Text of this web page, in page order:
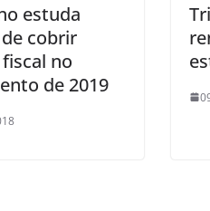
estuda
cobrir
no
de 2019